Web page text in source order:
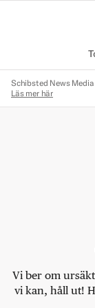
Schibsted News
Läs mer här
Vi ber om
vi kan, håll ut!